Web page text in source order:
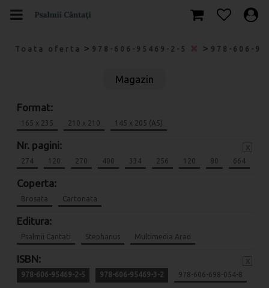
Toata oferta > 978-606-95469-2-5 > 978-606-
Magazin
Format:
165 x 235 210 x 210 145 x 205 (A5)
Nr. pagini:
274 120 270 400 334 256 120 80 664
Coperta:
Brosata Cartonata
Editura:
Psalmii Cantati Stephanus Multimedia Arad
ISBN:
978-606-95469-2-5 978-606-95469-3-2 978-606-698-054-8